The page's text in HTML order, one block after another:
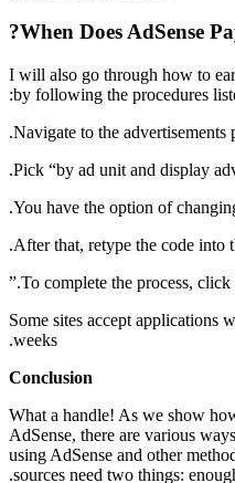
When Does AdSense
I will also go through how to
by following the procedures
Navigate to the advertisements
Pick “by ad unit and display
You have the option of
After that, retype the code into
To complete the process, click
Some sites accept applications
weeks.
Conclusion
What a handle! As we show
AdSense, there are various
using AdSense and other
sources need two things: